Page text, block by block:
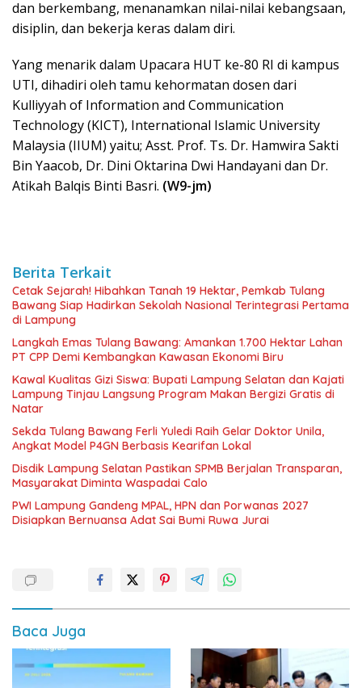
dan berkembang, menanamkan nilai-nilai kebangsaan,
disiplin, dan bekerja keras dalam diri.
Yang menarik dalam Upacara HUT ke-80 RI di kampus
UTI, dihadiri oleh tamu kehormatan dosen dari
Kulliyyah of Information and Communication
Technology (KICT), International Islamic University
Malaysia (IIUM) yaitu; Asst. Prof. Ts. Dr. Hamwira Sakti
Bin Yaacob, Dr. Dini Oktarina Dwi Handayani dan Dr.
Atikah Balqis Binti Basri. (W9-jm)
Berita Terkait
Cetak Sejarah! Hibahkan Tanah 19 Hektar, Pemkab Tulang
Bawang Siap Hadirkan Sekolah Nasional Terintegrasi Pertama
di Lampung
Langkah Emas Tulang Bawang: Amankan 1.700 Hektar Lahan
PT CPP Demi Kembangkan Kawasan Ekonomi Biru
Kawal Kualitas Gizi Siswa: Bupati Lampung Selatan dan Kajati
Lampung Tinjau Langsung Program Makan Bergizi Gratis di
Natar
Sekda Tulang Bawang Ferli Yuledi Raih Gelar Doktor Unila,
Angkat Model P4GN Berbasis Kearifan Lokal
Disdik Lampung Selatan Pastikan SPMB Berjalan Transparan,
Masyarakat Diminta Waspadai Calo
PWI Lampung Gandeng MPAL, HPN dan Porwanas 2027
Disiapkan Bernuansa Adat Sai Bumi Ruwa Jurai
Baca Juga